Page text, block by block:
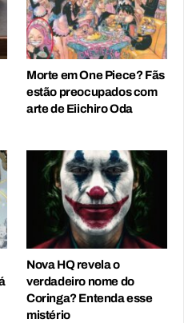
Morte em One Piece? Fãs
estão preocupados com
arte de Eiichiro Oda
Nova HQ revela o
verdadeiro nome do
Coringa? Entenda esse
mistério